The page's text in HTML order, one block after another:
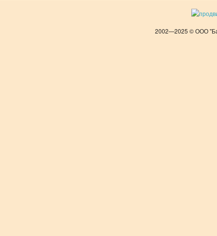
2002—2025 © ООО